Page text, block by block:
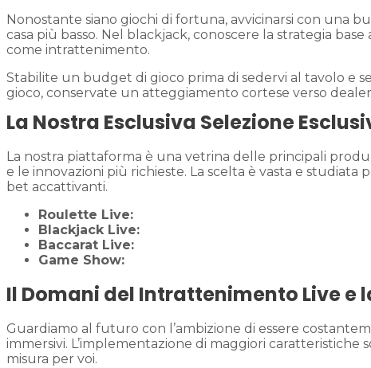
Nonostante siano giochi di fortuna, avvicinarsi con una
casa più basso. Nel blackjack, conoscere la strategia
come intrattenimento.
Stabilite un budget di gioco prima di sedervi al tavolo e
gioco, conservate un atteggiamento cortese verso
La Nostra Esclusiva Selezione
La nostra piattaforma è una vetrina delle principali
e le innovazioni più richieste. La scelta è vasta e
bet accattivanti.
Roulette Live:
Blackjack Live:
Baccarat Live:
Game Show:
Il Domani del Intrattenimento Live e
Guardiamo al futuro con l’ambizione di essere
immersivi. L’implementazione di maggiori caratteristiche
misura per voi.